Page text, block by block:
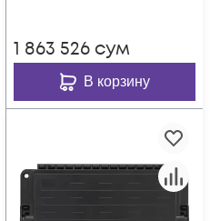
1 863 526 сум
В корзину